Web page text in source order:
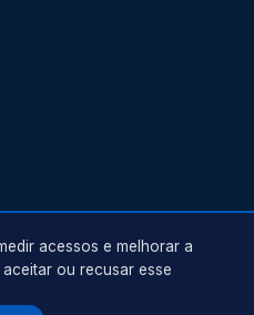
acessos e melhorar a
ou recusar esse